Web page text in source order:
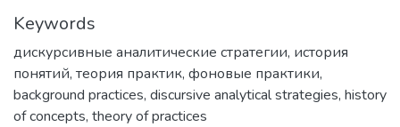
Keywords
дискурсивные аналитические стратегии, история
понятий, теория практик, фоновые практики,
background practices, discursive analytical strategies, history
of concepts, theory of practices